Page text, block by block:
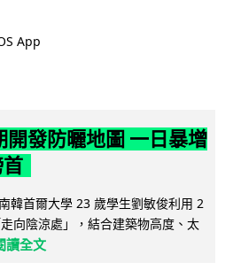
App
開發防曬地圖 一日暴增
韓首爾大學 23 歲學生劉敏俊利用 2
向陰涼處」，結合建築物高度、太
讀全文